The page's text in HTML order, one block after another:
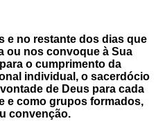
e no restante dos dias que
ou nos convoque à Sua
o cumprimento da
individual, o sacerdócio
de Deus para cada
e como grupos formados,
convenção.